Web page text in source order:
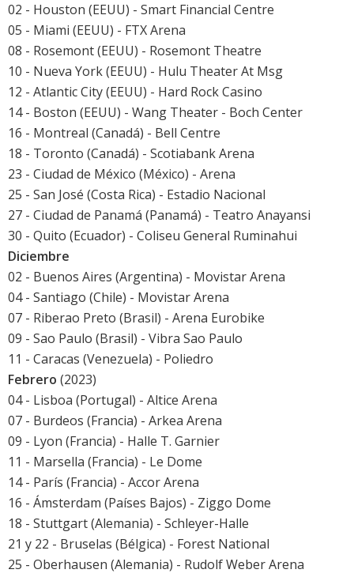
02 - Houston (EEUU) - Smart Financial Centre
05 - Miami (EEUU) - FTX Arena
08 - Rosemont (EEUU) - Rosemont Theatre
10 - Nueva York (EEUU) - Hulu Theater At Msg
12 - Atlantic City (EEUU) - Hard Rock Casino
14 - Boston (EEUU) - Wang Theater - Boch Center
16 - Montreal (Canadá) - Bell Centre
18 - Toronto (Canadá) - Scotiabank Arena
23 - Ciudad de México (México) - Arena
25 - San José (Costa Rica) - Estadio Nacional
27 - Ciudad de Panamá (Panamá) - Teatro Anayansi
30 - Quito (Ecuador) - Coliseu General Ruminahui
Diciembre
02 - Buenos Aires (Argentina) - Movistar Arena
04 - Santiago (Chile) - Movistar Arena
07 - Riberao Preto (Brasil) - Arena Eurobike
09 - Sao Paulo (Brasil) - Vibra Sao Paulo
11 - Caracas (Venezuela) - Poliedro
Febrero (2023)
04 - Lisboa (Portugal) - Altice Arena
07 - Burdeos (Francia) - Arkea Arena
09 - Lyon (Francia) - Halle T. Garnier
11 - Marsella (Francia) - Le Dome
14 - París (Francia) - Accor Arena
16 - Ámsterdam (Países Bajos) - Ziggo Dome
18 - Stuttgart (Alemania) - Schleyer-Halle
21 y 22 - Bruselas (Bélgica) - Forest National
25 - Oberhausen (Alemania) - Rudolf Weber Arena